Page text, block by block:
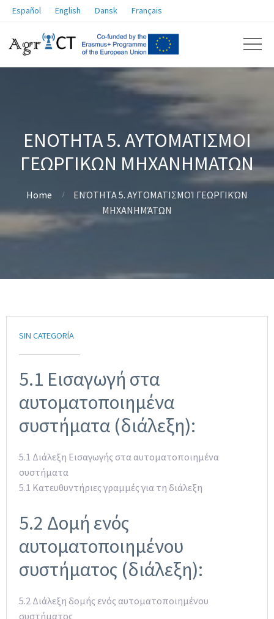
Español English Dansk Français
ΕΝΌΤΗΤΑ 5. ΑΥΤΟΜΑΤΙΣΜΟΊ
ΓΕΩΡΓΙΚΏΝ ΜΗΧΑΝΗΜΆΤΩΝ
Home
ΕΝΌΤΗΤΑ 5. ΑΥΤΟΜΑΤΙΣΜΟΊ ΓΕΩΡΓΙΚΏΝ
ΜΗΧΑΝΗΜΆΤΩΝ
SIN CATEGORÍA
5.1 Εισαγωγή στα
αυτοματοποιημένα
συστήματα (διάλεξη):
5.1 Διάλεξη Εισαγωγής στα αυτοματοποιημένα
συστήματα
5.1 Κατευθυντήριες γραμμές για τη διάλεξη
5.2 Δομή ενός
αυτοματοποιημένου
συστήματος (διάλεξη):
5.2 Διάλεξη δομής ενός αυτοματοποιημένου
συστήματος